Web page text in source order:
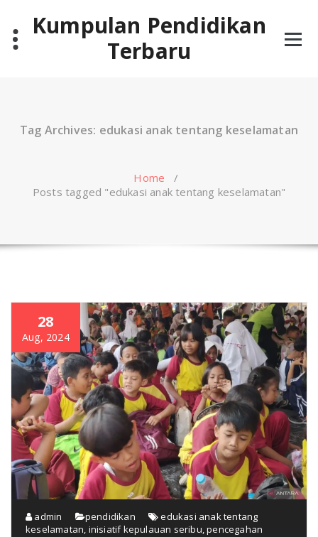
contentKumpulan Pendidikan
Terbaru
Tag Archives: edukasi anak tentang keselamatan
Home /
Posts tagged "edukasi anak tentang keselamatan"
28
Aug, 2024
admin pendidikan
edukasi anak tentang
keselamatan, inisiatif kepulauan seribu,pencegahan